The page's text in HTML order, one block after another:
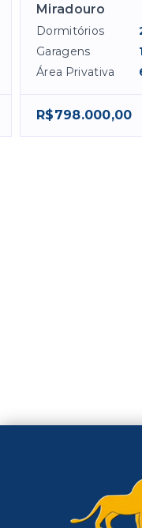
Miradouro
Dormitórios
Garagens
Área Privativa
R$798.000,00